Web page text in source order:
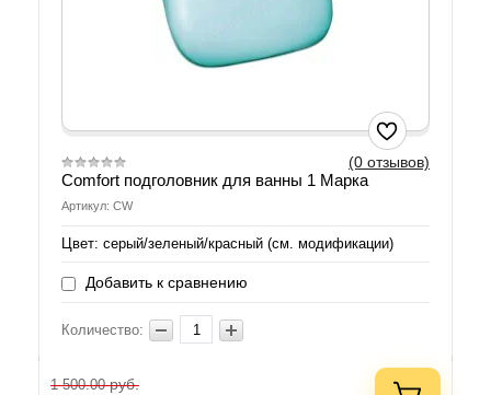
(0 отзывов)
Comfort подголовник для ванны 1 Марка
Артикул: CW
Цвет: серый/зеленый/красный (см. модификации)
Добавить к сравнению
Количество:
1 500.00руб.